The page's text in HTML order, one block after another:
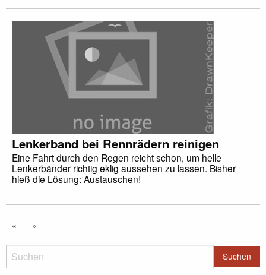
Lenkerband bei Rennrädern reinigen
Eine Fahrt durch den Regen reicht schon, um helle
Lenkerbänder richtig eklig aussehen zu lassen. Bisher
hieß die Lösung: Austauschen!
« »